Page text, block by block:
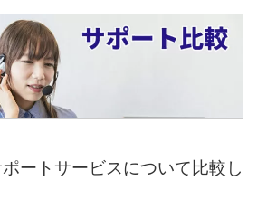
ートサービスについて比較し